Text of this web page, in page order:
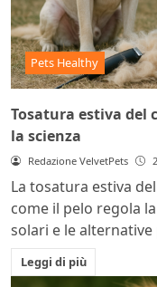
Pets Healthy
Tosatura estiva del
la scienza
Redazione VelvetPets
La tosatura estiva
come il pelo regola
solari e le alternative
Leggi di più